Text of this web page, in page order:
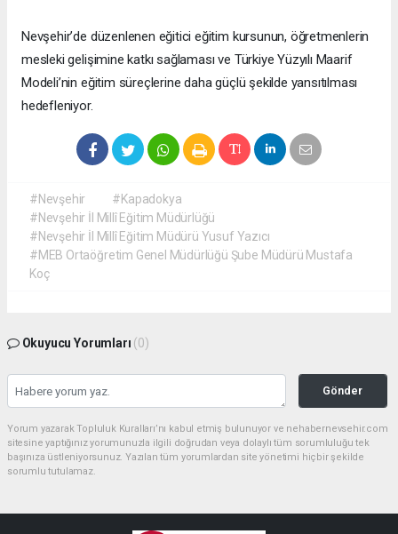
Nevşehir’de düzenlenen eğitici eğitim kursunun, öğretmenlerin
mesleki gelişimine katkı sağlaması ve Türkiye Yüzyılı Maarif
Modeli’nin eğitim süreçlerine daha güçlü şekilde yansıtılması
hedefleniyor.
#Nevşehir
#Kapadokya
#Nevşehir İl Millî Eğitim Müdürlüğü
#Nevşehir İl Millî Eğitim Müdürü Yusuf Yazıcı
#MEB Ortaöğretim Genel Müdürlüğü Şube Müdürü Mustafa
Koç
Okuyucu Yorumları (0)
Gönder
Yorum yazarak Topluluk Kuralları’nı kabul etmiş bulunuyor ve nehabernevsehir.com
sitesine yaptığınız yorumunuzla ilgili doğrudan veya dolaylı tüm sorumluluğu tek
başınıza üstleniyorsunuz. Yazılan tüm yorumlardan site yönetimi hiçbir şekilde
sorumlu tutulamaz.